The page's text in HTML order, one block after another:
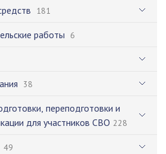
181
работы 6
38
переподготовки и
для участников СВО 228
49